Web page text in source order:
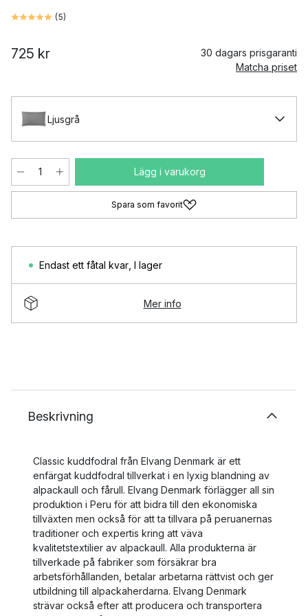
(5)
725 kr
30 dagars prisgaranti
Matcha priset
Ljusgrå
Lägg i varukorg
Spara som favorit
Endast ett fåtal kvar I lager
Mer info
Beskrivning
Classic kuddfodral från Elvang Denmark är ett
enfärgat kuddfodral tillverkat i en lyxig blandning av
alpackaull och fårull. Elvang Denmark förlägger all sin
produktion i Peru för att bidra till den ekonomiska
tillväxten men också för att ta tillvara på peruanernas
traditioner och expertis kring att väva
kvalitetstextilier av alpackaull. Alla produkterna är
tillverkade på fabriker som försäkrar bra
arbetsförhållanden, betalar arbetarna rättvist och ger
utbildning till alpackaherdarna. Elvang Denmark
strävar också efter att producera och transportera